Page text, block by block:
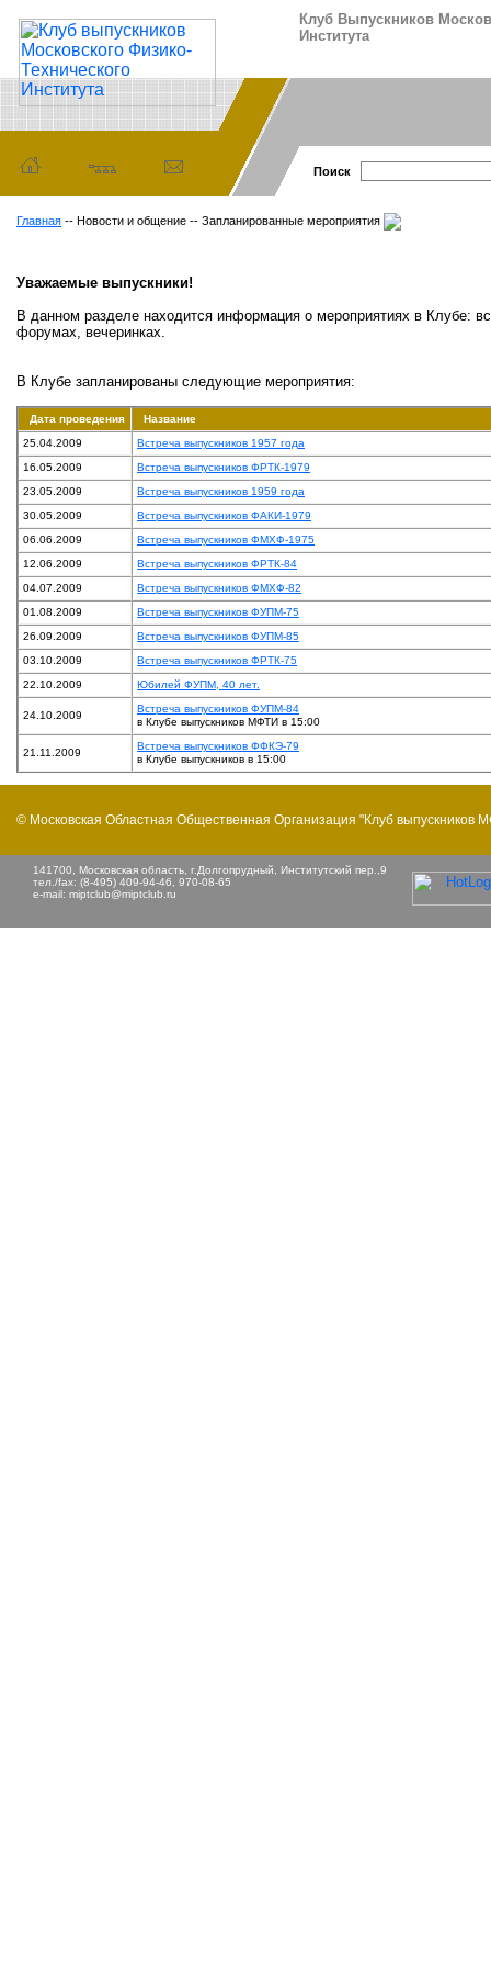
Клуб Выпускников
Института
Поиск
Главная -- Новости и общение -- Запланированные мероприятия
Уважаемые выпускники!
В данном разделе находится информация о мероприятиях в Клубе:
форумах, вечеринках.
В Клубе запланированы следующие мероприятия:
Дата проведения
Название
25.04.2009
Встреча выпускников 1957 года
16.05.2009
Встреча выпускников ФРТК-1979
23.05.2009
Встреча выпускников 1959 года
30.05.2009
Встреча выпускников ФАКИ-1979
06.06.2009
Встреча выпускников ФМХФ-1975
12.06.2009
Встреча выпускников ФРТК-84
04.07.2009
Встреча выпускников ФМХФ-82
01.08.2009
Встреча выпускников ФУПМ-75
26.09.2009
Встреча выпускников ФУПМ-85
03.10.2009
Встреча выпускников ФРТК-75
22.10.2009
Юбилей ФУПМ, 40 лет.
24.10.2009
Встреча выпускников ФУПМ-84
в Клубе выпускников МФТИ в 15:00
21.11.2009
Встреча выпускников ФФКЭ-79
в Клубе выпускников в 15:00
© Московская Областная Общественная Организация "Клуб выпускников
141700, Московская область, г.Долгопрудный, Институтский пер.,9
тел./fax: (8-495) 409-94-46, 970-08-65
e-mail: miptclub@miptclub.ru